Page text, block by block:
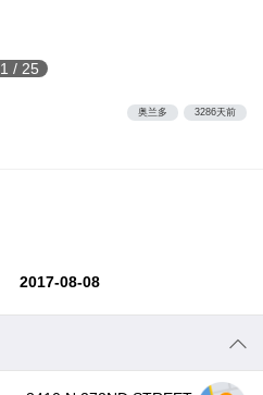
1 / 25
奥兰多 3286天前
2017-08-08